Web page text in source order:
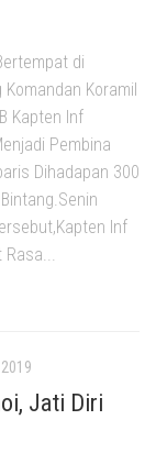
di
Koramil
Kapten Inf
Pembina
Dihadapan 300
Inf
Rasa...
Jati Diri